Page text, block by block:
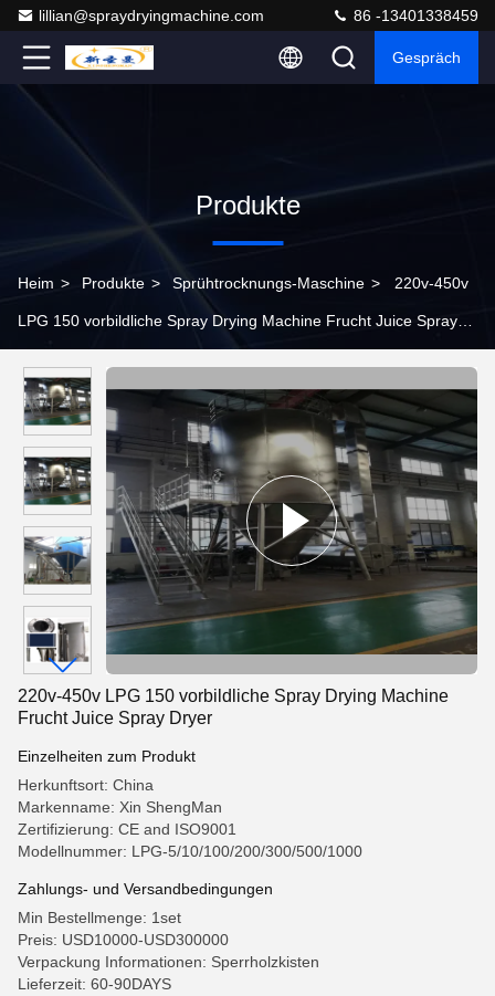
lillian@spraydryingmachine.com 86 -13401338459
Gespräch
Produkte
Heim > Produkte > Sprühtrocknungs-Maschine > 220v-450v
LPG 150 vorbildliche Spray Drying Machine Frucht Juice Spray
220v-450v LPG 150 vorbildliche Spray Drying Machine
Frucht Juice Spray Dryer
Einzelheiten zum Produkt
Herkunftsort: China
Markenname: Xin ShengMan
Zertifizierung: CE and ISO9001
Modellnummer: LPG-5/10/100/200/300/500/1000
Zahlungs- und Versandbedingungen
Min Bestellmenge: 1set
Preis: USD10000-USD300000
Verpackung Informationen: Sperrholzkisten
Lieferzeit: 60-90DAYS